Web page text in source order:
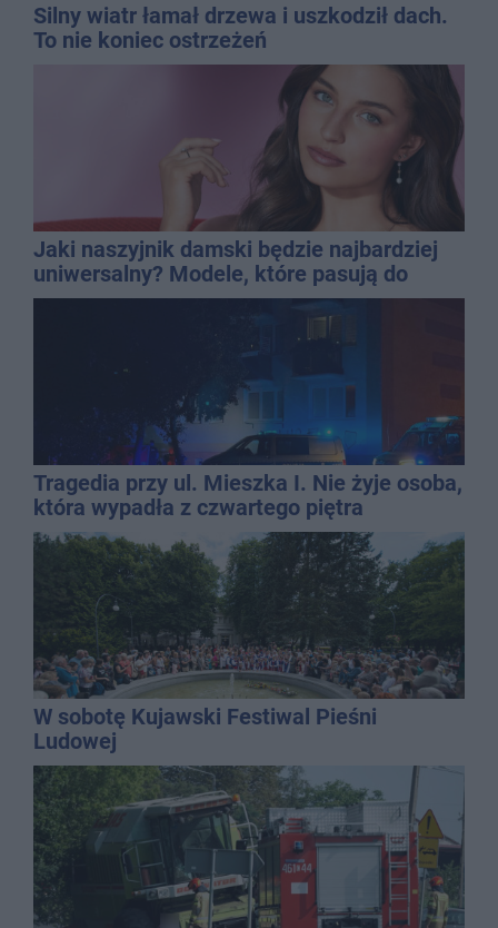
Silny wiatr łamał drzewa i uszkodził dach.
To nie koniec ostrzeżeń
Jaki naszyjnik damski będzie najbardziej
uniwersalny? Modele, które pasują do
wielu stylizacji
Tragedia przy ul. Mieszka I. Nie żyje osoba,
która wypadła z czwartego piętra
W sobotę Kujawski Festiwal Pieśni
Ludowej